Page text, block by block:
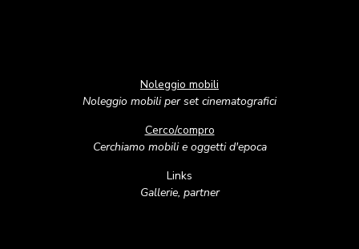
Noleggio mobili
Noleggio mobili per set cinematografici
Cerco/compro
Cerchiamo mobili e oggetti d'epoca
Links
Gallerie, partner